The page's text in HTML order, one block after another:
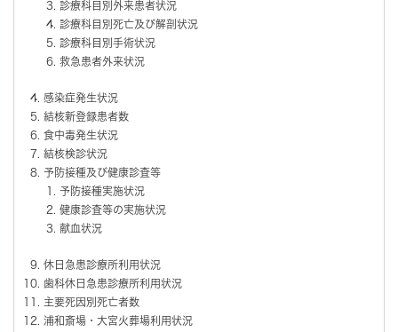
診療科目別外来患者状況
診療科目別死亡及び解剖状況
診療科目別手術状況
救急患者外来状況
感染症発生状況
結核新登録患者数
食中毒発生状況
結核検診状況
予防接種及び健康診査等
予防接種実施状況
健康診査等の実施状況
献血状況
休日急患診療所利用状況
歯科休日急患診療所利用状況
主要死因別死亡者数
浦和斎場・大宮火葬場利用状況